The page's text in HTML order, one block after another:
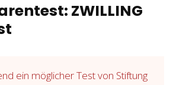
ZWILLING
ein möglicher Test von Stiftung